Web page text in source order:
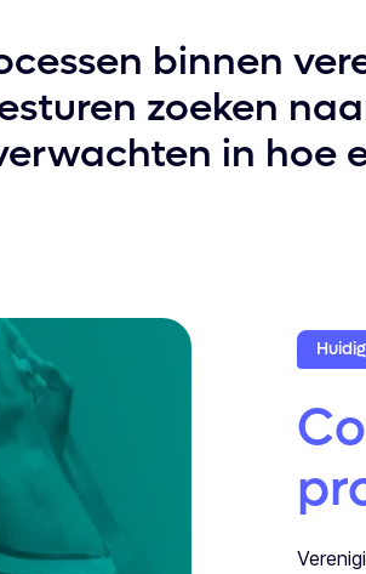
binnen
zoeken
in hoe